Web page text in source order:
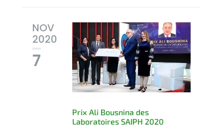
NOV
2020
7
Prix Ali Bousnina des
Laboratoires SAIPH 2020